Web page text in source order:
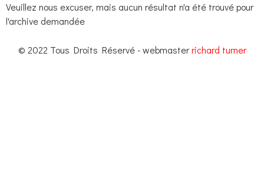
Veuillez nous excuser, mais aucun résultat n'a été trouvé pour
l'archive demandée
© 2022 Tous Droits Réservé - webmasterrichard turner